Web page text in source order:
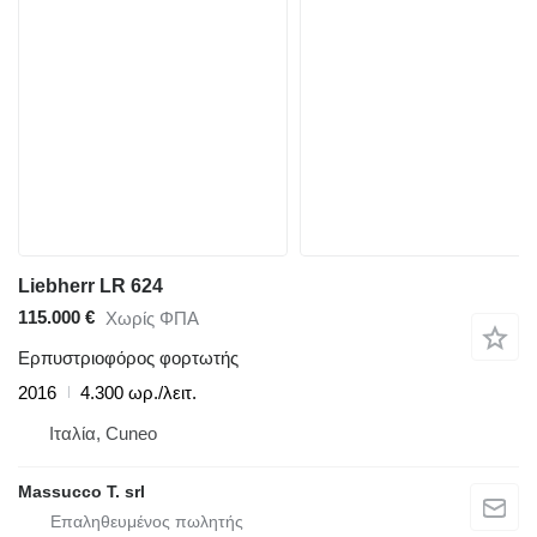
Liebherr LR 624
115.000 € Χωρίς ΦΠΑ
Ερπυστριοφόρος φορτωτής
2016
4.300 ωρ./λειτ.
Ιταλία, Cuneo
Massucco T. srl